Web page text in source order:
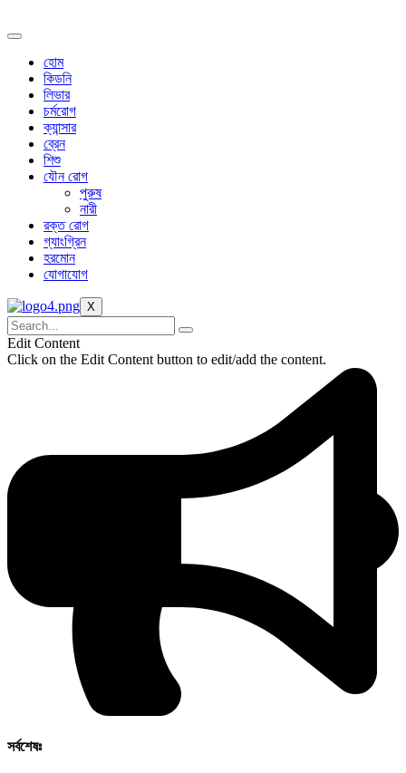
to
হোম
কিডনি
লিভার
চর্মরোগ
ক্যান্সার
ব্রেন
শিশু
যৌন রোগ
পুরুষ
নারী
রক্ত রোগ
গ্যাংগ্রিন
হরমোন
যোগাযোগ
X
Edit Content
Click on the Edit Content button to edit/add the content.
সর্বশেষঃ